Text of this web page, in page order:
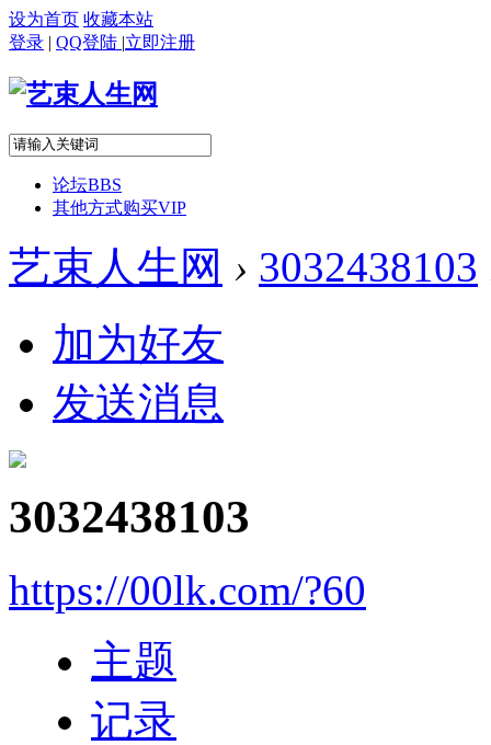
设为首页 收藏本站
登录 | QQ登陆 |立即注册
论坛BBS
其他方式购买VIP
艺束人生网 › 3032438103
加为好友
发送消息
3032438103
https://00lk.com/?60
主题
记录